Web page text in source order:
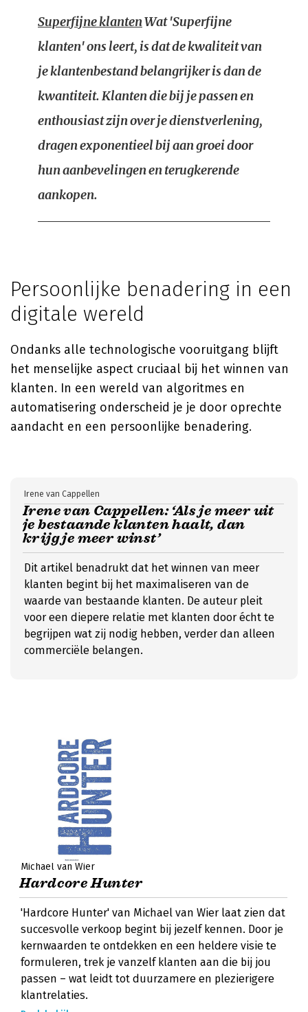
Superfijne klantenWat 'Superfijne
klanten' ons leert, is dat de kwaliteit van
je klantenbestand belangrijker is dan de
kwantiteit. Klanten die bij je passen en
enthousiast zijn over je dienstverlening,
dragen exponentieel bij aan groei door
hun aanbevelingen en terugkerende
aankopen.
Persoonlijke benadering in een
digitale wereld
Ondanks alle technologische vooruitgang blijft
het menselijke aspect cruciaal bij het winnen van
klanten. In een wereld van algoritmes en
automatisering onderscheid je je door oprechte
aandacht en een persoonlijke benadering.
Irene van Cappellen: ‘Als je meer uit
je bestaande klanten haalt, dan
krijg je meer winst’
Irene van Cappellen
Dit artikel benadrukt dat het winnen van meer
klanten begint bij het maximaliseren van de
waarde van bestaande klanten. De auteur pleit
voor een diepere relatie met klanten door écht te
begrijpen wat zij nodig hebben, verder dan alleen
commerciële belangen.
Michael van Wier
Hardcore Hunter
'Hardcore Hunter' van Michael van Wier laat zien dat
succesvolle verkoop begint bij jezelf kennen. Door je
kernwaarden te ontdekken en een heldere visie te
formuleren, trek je vanzelf klanten aan die bij jou
passen – wat leidt tot duurzamere en plezierigere
klantrelaties.